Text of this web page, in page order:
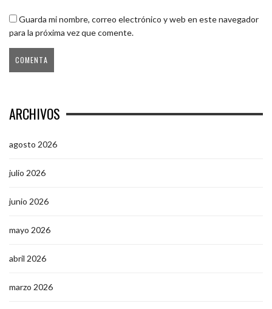
Guarda mi nombre, correo electrónico y web en este navegador
para la próxima vez que comente.
ARCHIVOS
agosto 2026
julio 2026
junio 2026
mayo 2026
abril 2026
marzo 2026